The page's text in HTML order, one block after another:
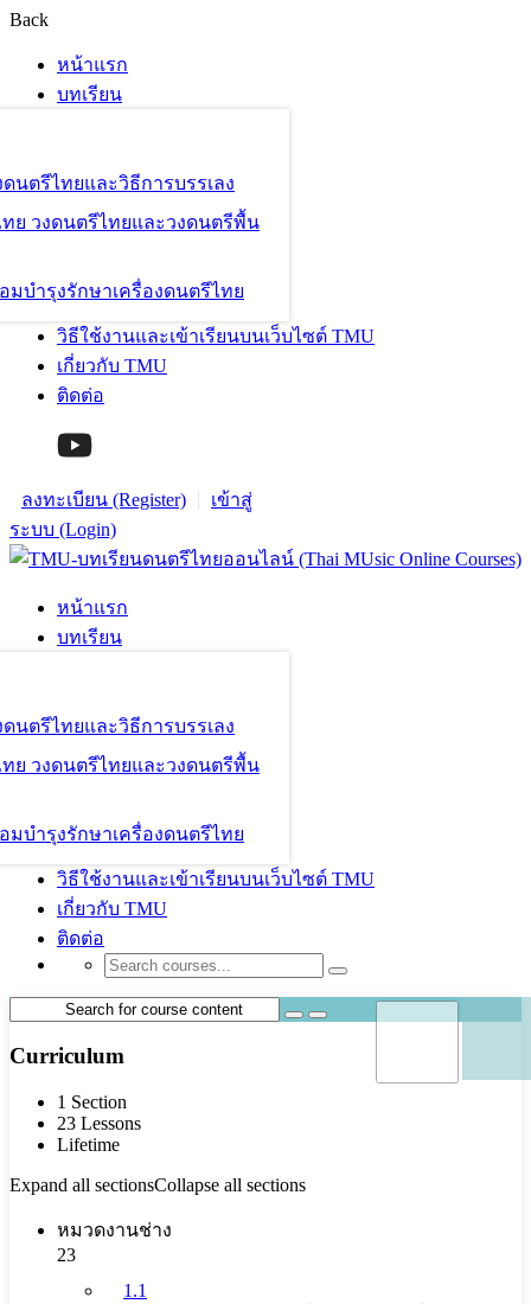
Back
หน้าแรก
บทเรียน
ดนตรีไทยและวิธีการบรรเลง
ทย วงดนตรีไทยและวงดนตรีพื้น
มบำรุงรักษาเครื่องดนตรีไทย
วิธีใช้งานและเข้าเรียนบนเว็บไซต์ TMU
เกี่ยวกับ TMU
ติดต่อ
ลงทะเบียน (Register)
เข้าสู่
ระบบ (Login)
หน้าแรก
บทเรียน
ดนตรีไทยและวิธีการบรรเลง
ทย วงดนตรีไทยและวงดนตรีพื้น
มบำรุงรักษาเครื่องดนตรีไทย
วิธีใช้งานและเข้าเรียนบนเว็บไซต์ TMU
เกี่ยวกับ TMU
ติดต่อ
Curriculum
1 Section
23 Lessons
Lifetime
Expand all sectionsCollapse all sections
หมวดงานช่าง
23
1.1